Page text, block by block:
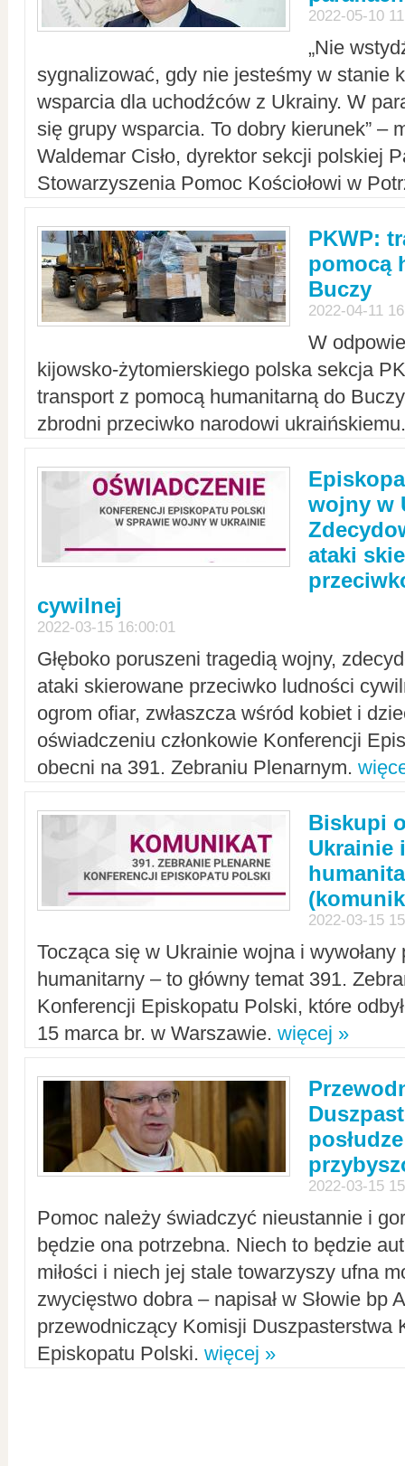
2022-05-10
„Nie
sygnalizować, gdy nie jesteśmy w stanie
wsparcia dla uchodźców z Ukrainy. W
się grupy wsparcia. To dobry kierunek” –
Waldemar Cisło, dyrektor sekcji polskiej
Stowarzyszenia Pomoc Kościołowi w
PKWP:
pomocą
Buczy
2022-04-11
W
kijowsko-żytomierskiego polska sekcja
transport z pomocą humanitarną do
zbrodni przeciwko narodowi
wojny w
ataki
cywilnej
2022-03-15 16:00:01
Głęboko poruszeni tragedią wojny,
ataki skierowane przeciwko ludności
ogrom ofiar, zwłaszcza wśród kobiet i
oświadczeniu członkowie Konferencji
obecni na 391. Zebraniu Plenarnym.
Biskupi
Ukrainie
2022-03-15
Tocząca się w Ukrainie wojna i
humanitarny – to główny temat 391.
Konferencji Episkopatu Polski, które
15 marca br. w Warszawie. więcej »
2022-03-15
Pomoc należy świadczyć nieustannie i
będzie ona potrzebna. Niech to będzie
miłości i niech jej stale towarzyszy ufna
zwycięstwo dobra – napisał w Słowie bp
przewodniczący Komisji Duszpasterstwa
Episkopatu Polski. więcej »